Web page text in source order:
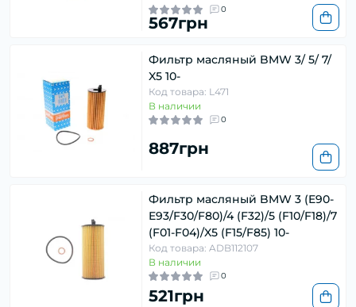
0
567грн
Фильтр масляный BMW 3/ 5/ 7/
X5 10-
Код товара: L471
В наличии
0
887грн
Фильтр масляный BMW 3 (E90-
E93/F30/F80)/4 (F32)/5 (F10/F18)/7
(F01-F04)/X5 (F15/F85) 10-
Код товара: ADB112107
В наличии
0
521грн